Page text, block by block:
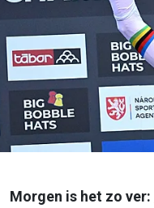
Morgen is het zo ver: